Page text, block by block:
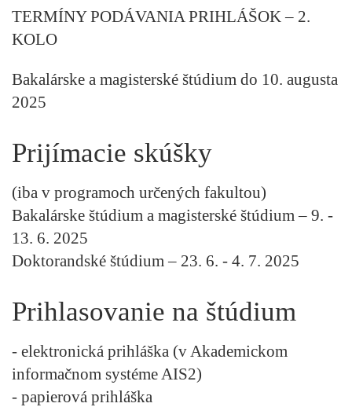
TERMÍNY PODÁVANIA PRIHLÁŠOK – 2.
KOLO
Bakalárske a magisterské štúdium do 10. augusta
2025
Prijímacie skúšky
(iba v programoch určených fakultou)
Bakalárske štúdium a magisterské štúdium – 9. -
13. 6. 2025
Doktorandské štúdium – 23. 6. - 4. 7. 2025
Prihlasovanie na štúdium
- elektronická prihláška (v Akademickom
informačnom systéme AIS2)
- papierová prihláška